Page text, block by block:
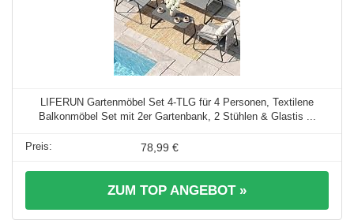
LIFERUN Gartenmöbel Set 4-TLG für 4 Personen, Textilene
Balkonmöbel Set mit 2er Gartenbank, 2 Stühlen & Glastis ...
78,99 €
ZUM TOP ANGEBOT »